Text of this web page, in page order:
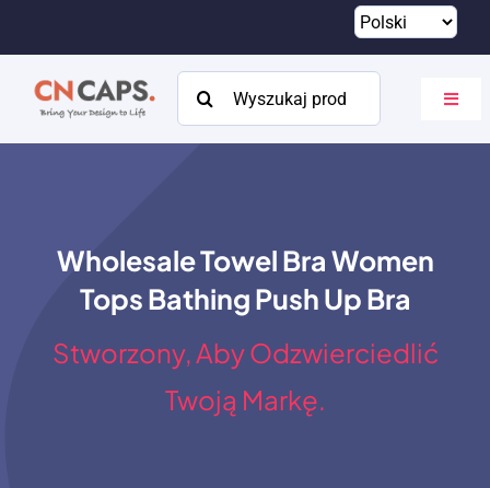
treści
Szukaj:
Katalog
Wholesale Towel Bra Women
Tops Bathing Push Up Bra
Stworzony, Aby Odzwierciedlić
Twoją Markę.